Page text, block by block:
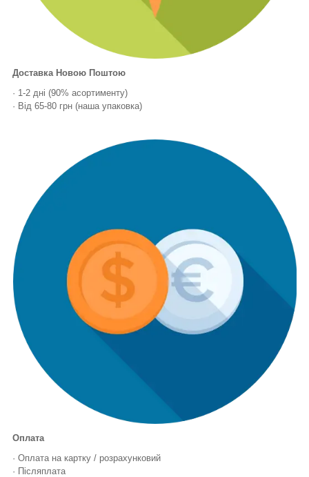
Доставка Новою Поштою
· 1-2 дні (90% асортименту)
· Від 65-80 грн (наша упаковка)
Оплата
· Оплата на картку / розрахунковий
· Післяплата